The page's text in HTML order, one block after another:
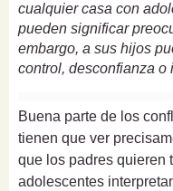
cualquier casa con
pueden significar
embargo, a sus hijos
control, desconfianza o
Buena parte de los
tienen que ver
que los padres quieren
adolescentes